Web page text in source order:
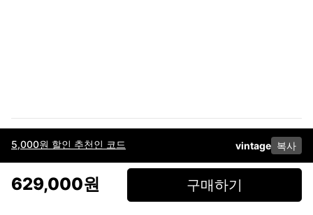
5,000원 할인 추천인 코드 vintage 복사
629,000원 구매하기
이용약관고객센터판매개인정보 처리방침사업자 정보다운로드
페이스북